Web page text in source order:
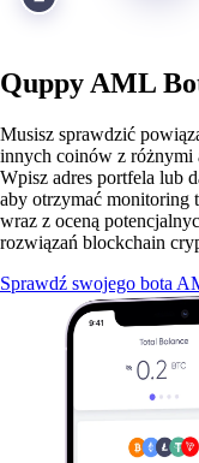
Quppy AML
Musisz sprawdzić
innych coinów z
Wpisz adres portfela lub
aby otrzymać monitoring
wraz z oceną
rozwiązań blockchain
Sprawdź swojego bota